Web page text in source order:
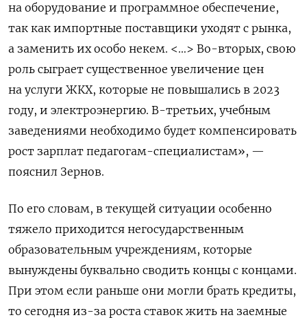
на оборудование и программное обеспечение,
так как импортные поставщики уходят с рынка,
а заменить их особо некем. <…> Во-вторых, свою
роль сыграет существенное увеличение цен
на услуги ЖКХ, которые не повышались в 2023
году, и электроэнергию. В-третьих, учебным
заведениями необходимо будет компенсировать
рост зарплат педагогам-специалистам», —
пояснил Зернов.
По его словам, в текущей ситуации особенно
тяжело приходится негосударственным
образовательным учреждениям, которые
вынуждены буквально сводить концы с концами.
При этом если раньше они могли брать кредиты,
то сегодня из-за роста ставок жить на заемные